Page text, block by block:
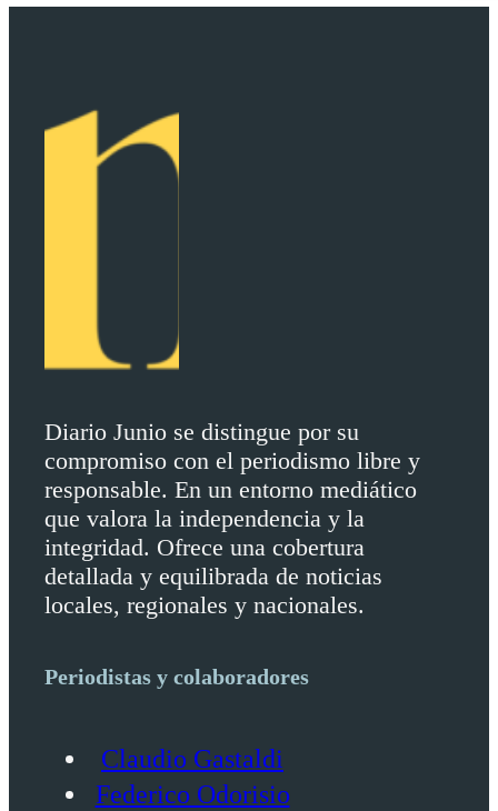
Diario Junio se distingue por su
compromiso con el periodismo libre y
responsable. En un entorno mediático
que valora la independencia y la
integridad. Ofrece una cobertura
detallada y equilibrada de noticias
locales, regionales y nacionales.
Periodistas y colaboradores
Claudio Gastaldi
Federico Odorisio